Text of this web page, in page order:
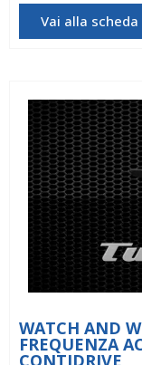
Vai alla scheda
WATCH AND
FREQUENZA
CONTIDRIVE